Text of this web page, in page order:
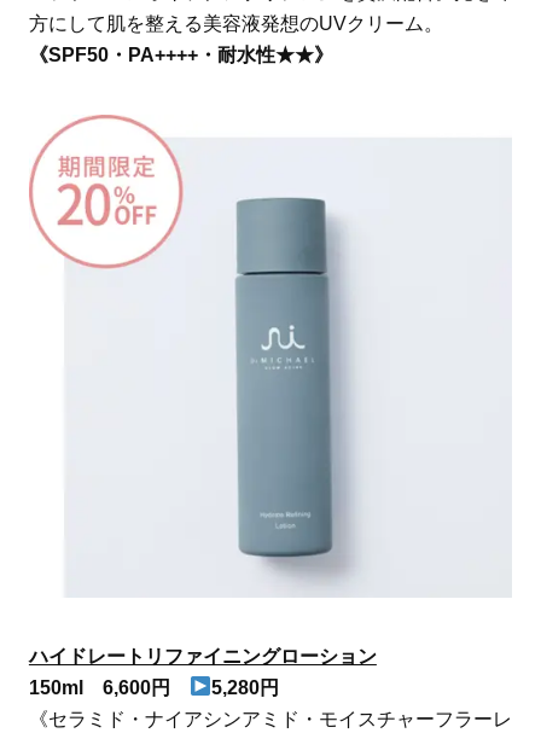
方にして肌を整える美容液発想のUVクリーム。
《SPF50・PA++++・耐水性★★》
ハイドレートリファイニングローション
150ml 6,600円
5,280円
《セラミド・ナイアシンアミド・モイスチャーフラーレ